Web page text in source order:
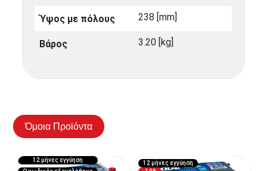
Ύψος με πόλους 238 [mm]
Βάρος 3.20 [kg]
Όμοια Προϊόντα
12 μήνες εγγύηση
12 μήνες εγγύηση